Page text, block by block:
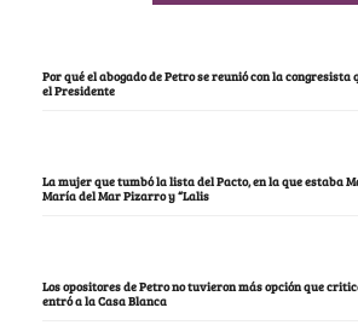
Por qué el abogado de Petro se reunió con la congresista
el Presidente
La mujer que tumbó la lista del Pacto, en la que estaba
María del Mar Pizarro y “Lalis
Los opositores de Petro no tuvieron más opción que
entró a la Casa Blanca